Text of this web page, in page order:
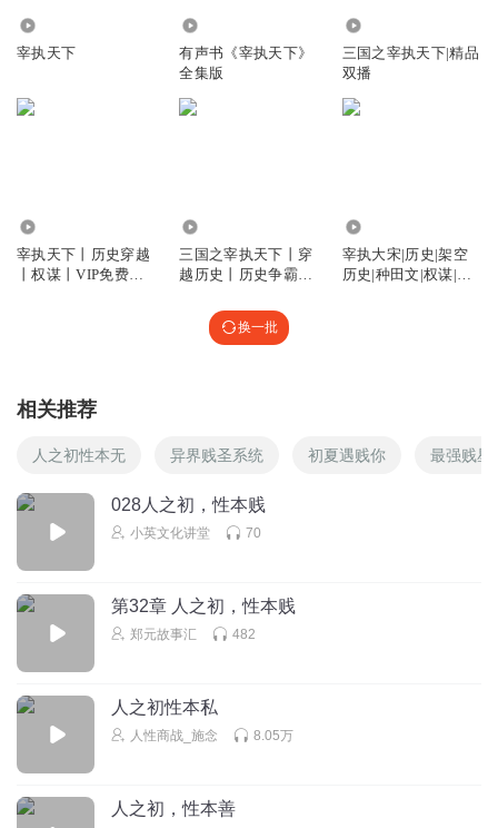
宰执天下
有声书《宰执天下》
全集版
三国之宰执天下|精品
双播
宰执天下丨历史穿越
丨权谋丨VIP免费丨
三国之宰执天下丨穿
越历史丨历史争霸丨
宰执大宋|历史|架空
历史|种田文|权谋|AI
换一批
相关推荐
人之初性本无 异界贱圣系统 初夏遇贱你 最强贱星
028人之初，性本贱
小英文化讲堂 70
第32章 人之初，性本贱
郑元故事汇 482
人之初性本私
人性商战_施念 8.05万
人之初，性本善